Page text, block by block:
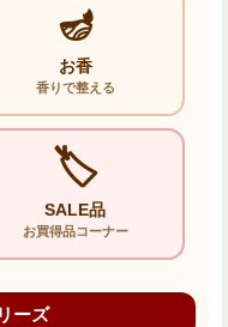
🪔
お香
香りで整える
🏷️
SALE品
お買得品コーナー
ーズ